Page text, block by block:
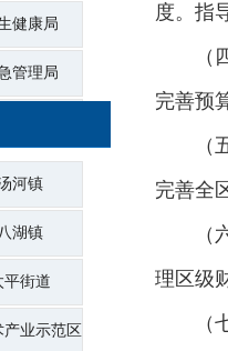
健康局
管理局
批服务局
河镇
湖镇
平街道
业示范区
度。指
完善预
完善全
理区级